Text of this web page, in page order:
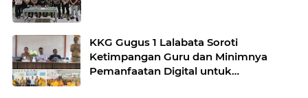
KKG Gugus 1 Lalabata Soroti
Ketimpangan Guru dan Minimnya
Pemanfaatan Digital untuk